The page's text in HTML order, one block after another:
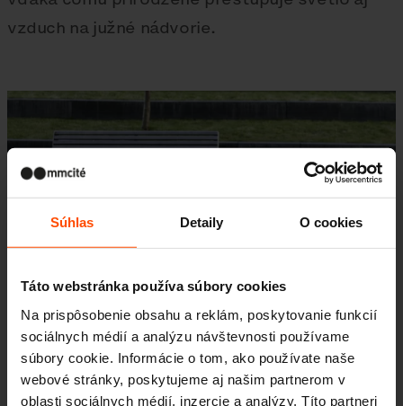
Súhlas Detaily O cookies
Táto webstránka používa súbory cookies
Na prispôsobenie obsahu a reklám, poskytovanie funkcií
sociálnych médií a analýzu návštevnosti používame
súbory cookie. Informácie o tom, ako používate naše
webové stránky, poskytujeme aj našim partnerom v
oblasti sociálnych médií, inzercie a analýzy. Títo partneri
vzduch na južné nádvorie.
Náš tip: